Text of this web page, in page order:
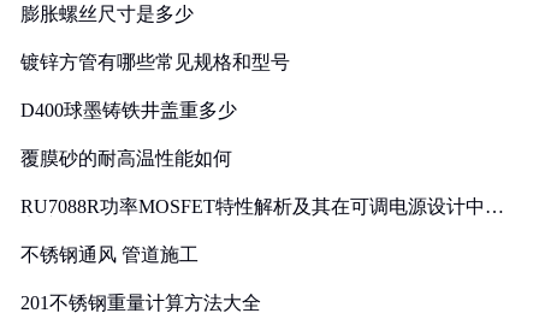
膨胀螺丝尺寸是多少
镀锌方管有哪些常见规格和型号
D400球墨铸铁井盖重多少
覆膜砂的耐高温性能如何
RU7088R功率MOSFET特性解析及其在可调电源设计中的
不锈钢通风 管道施工
201不锈钢重量计算方法大全